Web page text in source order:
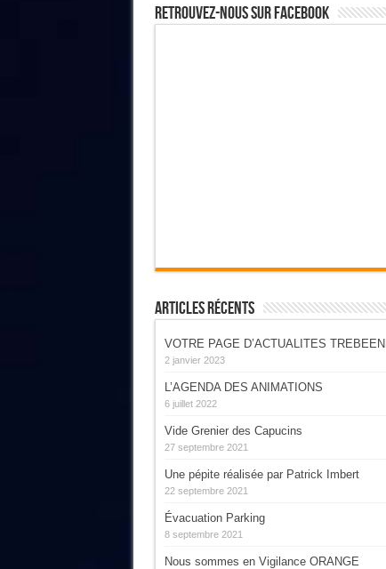
Retrouvez-Nous Sur Facebook
Articles Récents
VOTRE PAGE D’ACTUALITES
2 janvier 2023
L’AGENDA DES ANIMATIONS
6 juillet 2022
Vide Grenier des Capucins
27 septembre 2021
Une pépite réalisée par Patrick Imbert
22 septembre 2021
Évacuation Parking
8 septembre 2021
Nous sommes en Vigilance ORANGE